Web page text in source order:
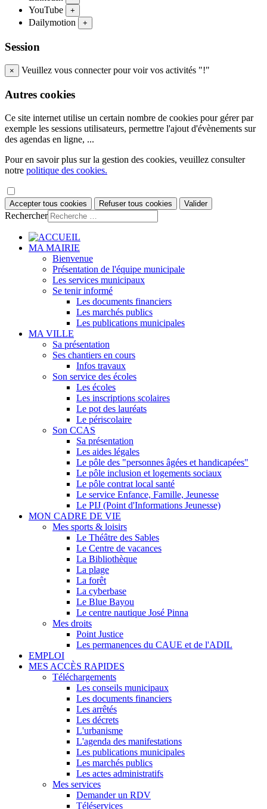
YouTube +
Dailymotion +
Session
× Veuillez vous connecter pour voir vos activités "!"
Autres cookies
Ce site internet utilise un certain nombre de cookies pour gérer par
exemple les sessions utilisateurs, permettre l'ajout d'évènements sur
des agendas en ligne, ...
Pour en savoir plus sur la gestion des cookies, veuillez consulter
notre politique des cookies.
Accepter tous cookies Refuser tous cookies Valider
Rechercher
MA MAIRIE
Bienvenue
Présentation de l'équipe municipale
Les services municipaux
Se tenir informé
Les documents financiers
Les marchés publics
Les publications municipales
MA VILLE
Sa présentation
Ses chantiers en cours
Infos travaux
Son service des écoles
Les écoles
Les inscriptions scolaires
Le pot des lauréats
Le périscolaire
Son CCAS
Sa présentation
Les aides légales
Le pôle des "personnes âgées et handicapées"
Le pôle inclusion et logements sociaux
Le pôle contrat local santé
Le service Enfance, Famille, Jeunesse
Le PIJ (Point d'Informations Jeunesse)
MON CADRE DE VIE
Mes sports & loisirs
Le Théâtre des Sables
Le Centre de vacances
La Bibliothèque
La plage
La forêt
La cyberbase
Le Blue Bayou
Le centre nautique José Pinna
Mes droits
Point Justice
Les permanences du CAUE et de l'ADIL
EMPLOI
MES ACCÈS RAPIDES
Téléchargements
Les conseils municipaux
Les documents financiers
Les arrêtés
Les décrets
L'urbanisme
L'agenda des manifestations
Les publications municipales
Les marchés publics
Les actes administratifs
Mes services
Demander un RDV
Téléservices